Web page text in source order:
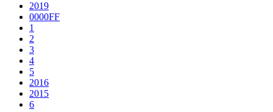
2019
0000FF
1
2
3
4
5
2016
2015
6